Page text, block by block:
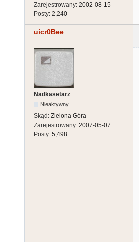
Zarejestrowany: 2002-08-15
Posty: 2,240
uicr0Bee
Nadkasetarz
Nieaktywny
Skąd: Zielona Góra
Zarejestrowany: 2007-05-07
Posty: 5,498